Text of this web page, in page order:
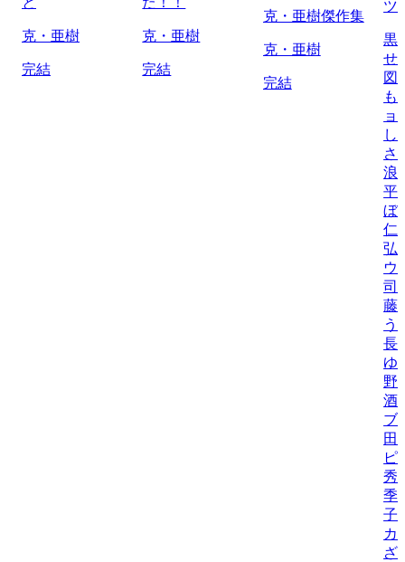
克・亜樹
完結
克・亜樹
完結
克・亜樹傑作集
克・亜樹
完結
ツ
黒
せ
図
も
ョ
し
さ
浪
平/
ぼ
仁
弘/
ウ
司/
藤
う
長
ゆ
野
酒
ブ
田
ピ
秀
季/
子/
カ
ざ